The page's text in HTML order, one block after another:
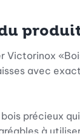
Victorinox
avec
bois précieux
à